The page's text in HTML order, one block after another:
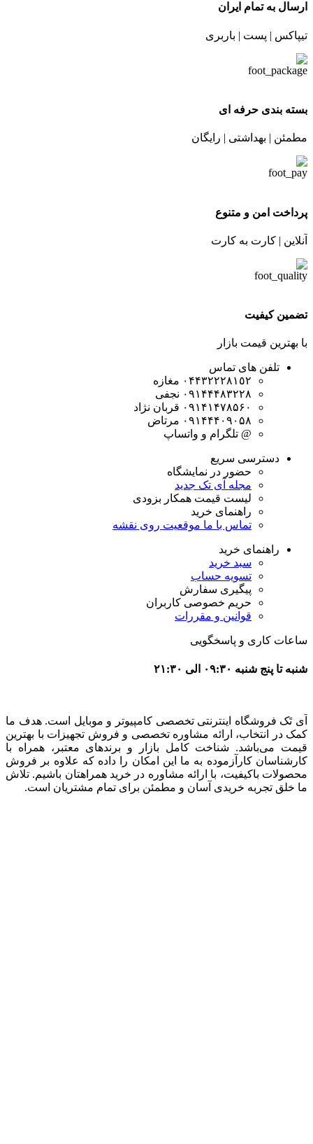
ارسال به تمام ایران
تیپاکس | پست | باربری
بسته بندی حرفه ای
مطمئن | بهداشتی | رایگان
پرداخت امن و متنوع
آنلاین | کارت به کارت
تضمین کیفیت
با بهترین قیمت بازار
تلفن های تماس
۰۴۴۳٢٢٢٨١٥٢ مغازه
۰۹۱۴۴۴۸۳۲۲۸ نجفی
۰۹۱۴۱۴۷۸۵۶۰ قربان نژاد
۰۹۱۴۴۴۰۹۰۵۸ مرتاض
@ تلگرام و واتساپ
دسترسی سریع
حضور در نمایشگاه
مجله آی تک جدید
لیست قیمت همکار بزودی
راهنمای خرید
تماس با ما موقعیت روی نقشه
راهنمای خرید
سبد خرید
تسویه حساب
پیگیری سفارش
حریم خصوصی کاربران
قوانین و مقررات
ساعات کاری و پاسخگویی
شنبه تا پنج شنبه ۰۹:۳۰ الی ۲۱:۳۰
آی تَک فروشگاه اینترنتی تخصصی کامپیوتر و موبایل است. هدف ما
کمک در انتخاب، ارائه مشاوره تخصصی و فروش تجهیزات با بهترین
قیمت می‌باشد. شناخت کامل بازار و برندهای معتبر، همراه با
کارشناسان کارآزموده به ما این امکان را داده که علاوه بر فروش
محصولات باکیفیت، با ارائه مشاوره در خرید همراهتان باشیم. تلاش
ما خلق تجربه خریدی آسان و مطمئن برای تمام مشتریان است.